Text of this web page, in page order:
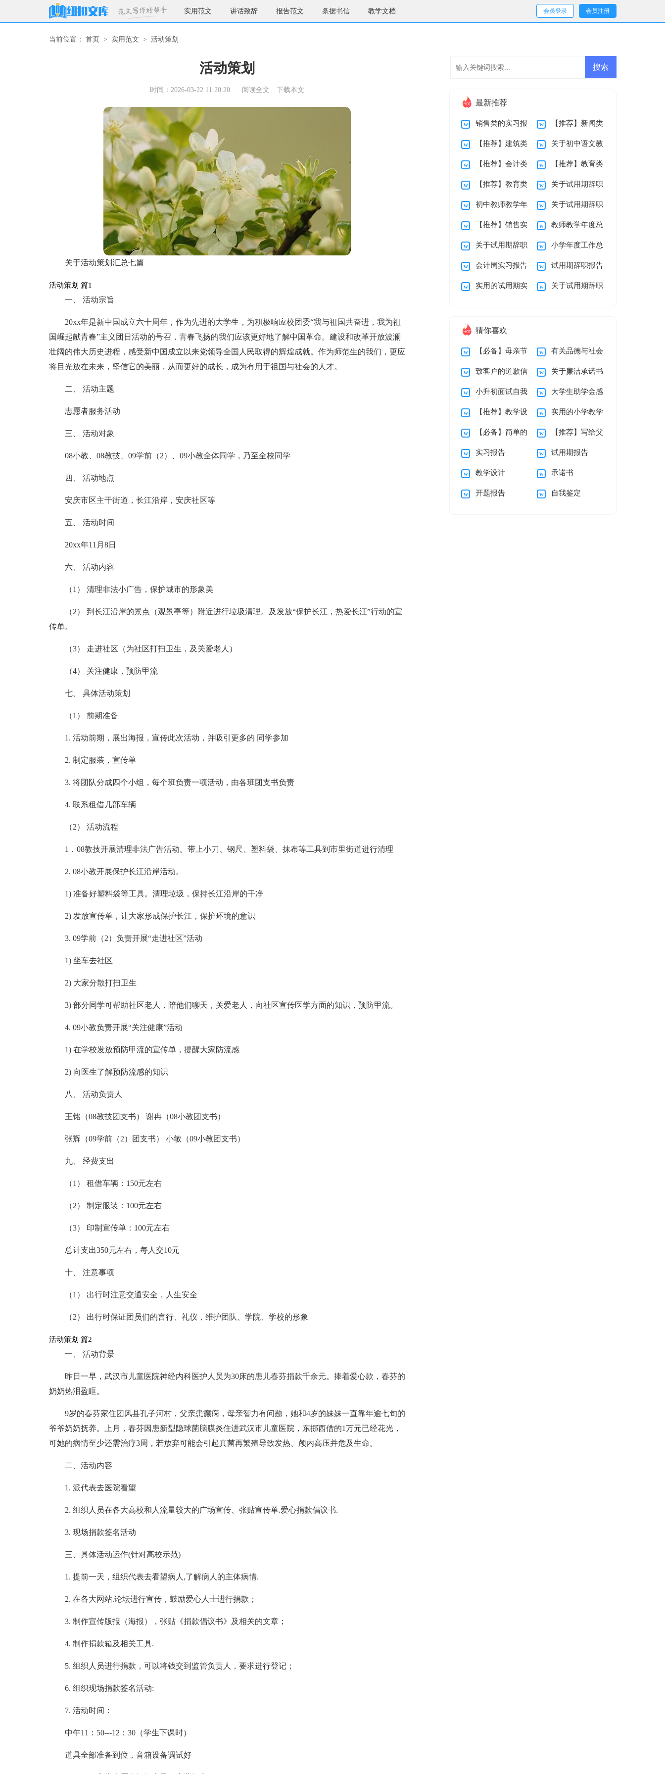
实用范文 讲话致辞 报告范文 条据书信 教学文档 会员登录 会员注册
当前位置： 首页 > 实用范文 > 活动策划
活动策划
时间：2026-03-22 11:20:20 阅读全文 下载本文
关于活动策划汇总七篇
活动策划 篇1
一、 活动宗旨
20xx年是新中国成立六十周年，作为先进的大学生，为积极响应校团委“我与祖国共奋进，我为祖
国崛起献青春”主义团日活动的号召，青春飞扬的我们应该更好地了解中国革命。建设和改革开放波澜
壮阔的伟大历史进程，感受新中国成立以来党领导全国人民取得的辉煌成就。作为师范生的我们，更应
将目光放在未来，坚信它的美丽，从而更好的成长，成为有用于祖国与社会的人才。
二、 活动主题
志愿者服务活动
三、 活动对象
08小教、08教技、09学前（2）、09小教全体同学，乃至全校同学
四、 活动地点
安庆市区主干街道，长江沿岸，安庆社区等
五、 活动时间
20xx年11月8日
六、 活动内容
（1） 清理非法小广告，保护城市的形象美
（2） 到长江沿岸的景点（观景亭等）附近进行垃圾清理。及发放“保护长江，热爱长江”行动的宣
传单。
（3） 走进社区（为社区打扫卫生，及关爱老人）
（4） 关注健康，预防甲流
七、 具体活动策划
（1） 前期准备
1. 活动前期，展出海报，宣传此次活动，并吸引更多的 同学参加
2. 制定服装，宣传单
3. 将团队分成四个小组，每个班负责一项活动，由各班团支书负责
4. 联系租借几部车辆
（2） 活动流程
1．08教技开展清理非法广告活动。带上小刀、钢尺、塑料袋、抹布等工具到市里街道进行清理
2. 08小教开展保护长江沿岸活动。
1) 准备好塑料袋等工具。清理垃圾，保持长江沿岸的干净
2) 发放宣传单，让大家形成保护长江，保护环境的意识
3. 09学前（2）负责开展“走进社区”活动
1) 坐车去社区
2) 大家分散打扫卫生
3) 部分同学可帮助社区老人，陪他们聊天，关爱老人，向社区宣传医学方面的知识，预防甲流。
4. 09小教负责开展“关注健康”活动
1) 在学校发放预防甲流的宣传单，提醒大家防流感
2) 向医生了解预防流感的知识
八、 活动负责人
王铭（08教技团支书） 谢冉（08小教团支书）
张辉（09学前（2）团支书） 小敏（09小教团支书）
九、 经费支出
（1） 租借车辆：150元左右
（2） 制定服装：100元左右
（3） 印制宣传单：100元左右
总计支出350元左右，每人交10元
十、 注意事项
（1） 出行时注意交通安全，人生安全
（2） 出行时保证团员们的言行、礼仪，维护团队、学院、学校的形象
活动策划 篇2
一、 活动背景
昨日一早，武汉市儿童医院神经内科医护人员为30床的患儿春芬捐款千余元。捧着爱心款，春芬的
奶奶热泪盈眶。
9岁的春芬家住团风县孔子河村，父亲患癫痫，母亲智力有问题，她和4岁的妹妹一直靠年逾七旬的
爷爷奶奶抚养。上月，春芬因患新型隐球菌脑膜炎住进武汉市儿童医院，东挪西借的1万元已经花光，
可她的病情至少还需治疗3周，若放弃可能会引起真菌再繁殖导致发热、颅内高压并危及生命。
二、活动内容
1. 派代表去医院看望
2. 组织人员在各大高校和人流量较大的广场宣传、张贴宣传单.爱心捐款倡议书.
3. 现场捐款签名活动
三、具体活动运作(针对高校示范)
1. 提前一天，组织代表去看望病人,了解病人的主体病情.
2. 在各大网站.论坛进行宣传，鼓励爱心人士进行捐款；
3. 制作宣传版报（海报），张贴《捐款倡议书》及相关的文章；
4. 制作捐款箱及相关工具.
5. 组织人员进行捐款，可以将钱交到监管负责人，要求进行登记；
6. 组织现场捐款签名活动:
7. 活动时间：
中午11：50---12：30（学生下课时）
道具全部准备到位，音箱设备调试好
最新推荐
销售类的实习报
告4篇
【推荐】新闻类
实习报告4篇
【推荐】建筑类
学生实习报告4篇
关于初中语文教
学工作总结锦集十篇
【推荐】会计类
实习报告4篇
【推荐】教育类
实习报告4篇
【推荐】教育类
实习报告3篇
关于试用期辞职
报告模板9篇
初中教师教学年
度工作总结
关于试用期辞职
报告模板锦集5篇
【推荐】销售实
习报告三篇
教师教学年度总
结
关于试用期辞职
报告模板锦集八篇
小学年度工作总
结
会计周实习报告
合集九篇
试用期辞职报告
模板锦集10篇
实用的试用期实 关于试用期辞职
猜你喜欢
【必备】母亲节
感谢信三篇
有关品德与社会
教学总结汇编十篇
致客户的道歉信 关于廉洁承诺书
汇编九篇
小升初面试自我
介绍
大学生助学金感
谢信15篇
【推荐】教学设
计方案模板汇编八篇
实用的小学教学
计划二年级三篇
【必备】简单的
自我介绍范文汇编五
篇
【推荐】写给父
母的感谢信三篇
实习报告 试用期报告
教学设计 承诺书
开题报告 自我鉴定